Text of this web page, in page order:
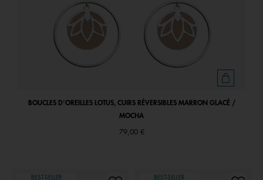
BOUCLES D'OREILLES LOTUS, CUIRS RÉVERSIBLES MARRON GLACÉ /
MOCHA
79,00 €
BEST-SELLER
BEST-SELLER